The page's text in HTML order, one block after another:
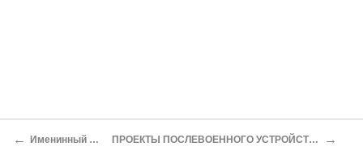
← Именинный пирог ПРОЕКТЫ ПОСЛЕВОЕННОГО УСТРОЙСТВА МИРА →